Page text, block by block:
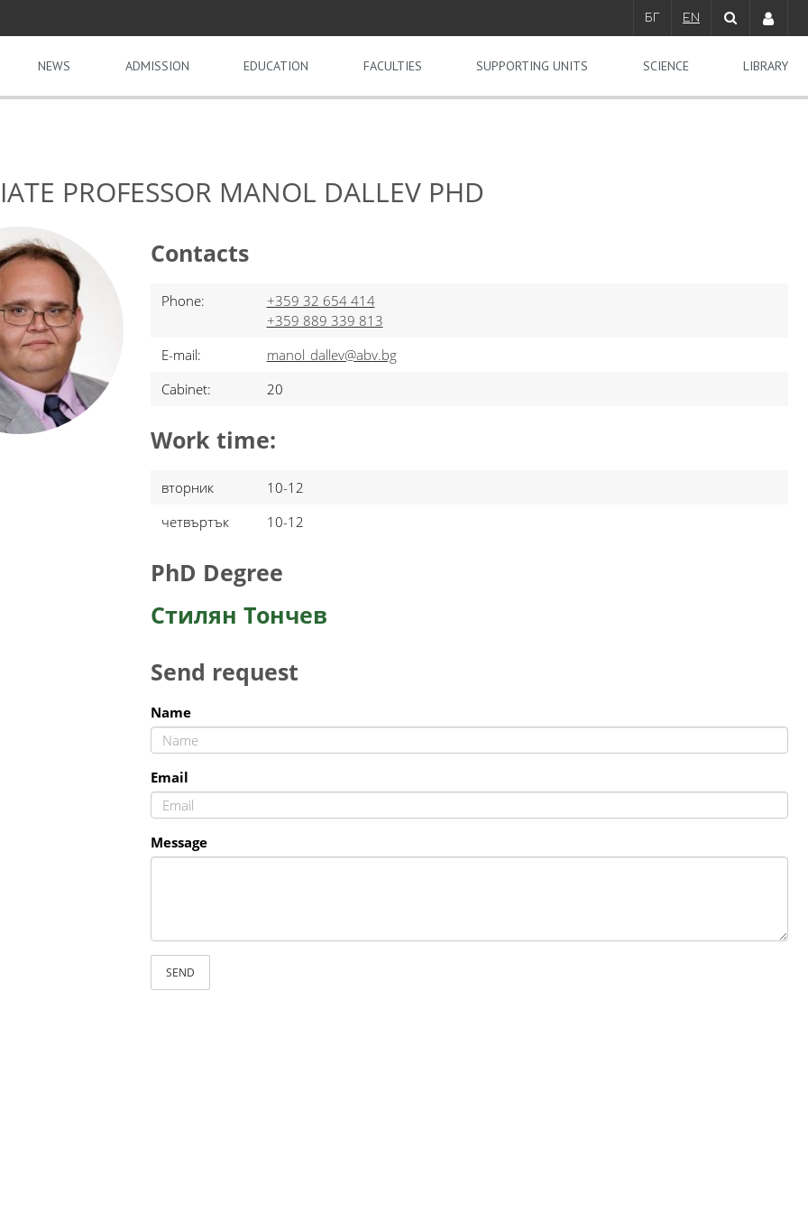
БГ EN
NEWS ADMISSION EDUCATION FACULTIES SUPPORTING UNITS SCIENCE LIBRARY
PROFESSOR MANOL DALLEV PHD
Contacts
Phone:
+359 32 654 414
+359 889 339 813
E-mail:
manol_dallev@abv.bg
Cabinet:
20
Work time:
вторник
10-12
четвъртък
10-12
PhD Degree
Стилян Тончев
Send request
Name
Email
Message
SEND